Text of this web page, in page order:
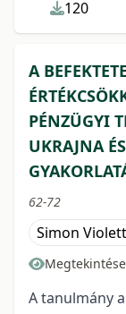
120
A
PÉNZÜGYI
UKRAJNA
62-72
Simon
A tanulmány